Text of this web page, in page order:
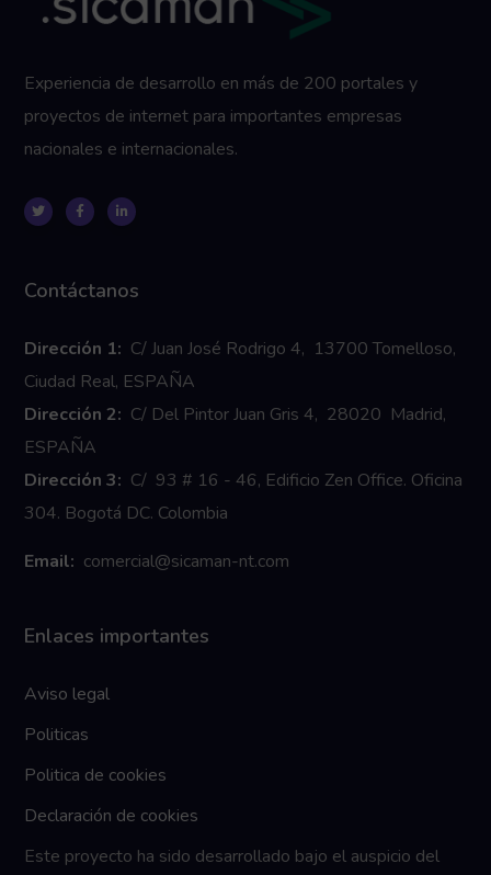
Experiencia de desarrollo en más de 200 portales y
proyectos de internet para importantes empresas
nacionales e internacionales.
Contáctanos
Dirección 1: C/ Juan José Rodrigo 4, 13700 Tomelloso,
Ciudad Real, ESPAÑA
Dirección 2: C/ Del Pintor Juan Gris 4, 28020 Madrid,
ESPAÑA
Dirección 3: C/ 93 # 16 - 46, Edificio Zen Office. Oficina
304. Bogotá DC. Colombia
Email: comercial@sicaman-nt.com
Enlaces importantes
Aviso legal
Politicas
Politica de cookies
Declaración de cookies
Este proyecto ha sido desarrollado bajo el auspicio del